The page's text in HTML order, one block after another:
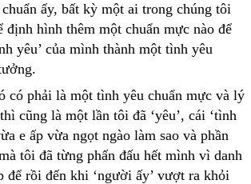
ấy, bất kỳ một ai trong chúng tôi
định hình thêm một chuẩn mực nào để
yêu’ của mình thành một tình yêu
có phải là một tình yêu chuẩn mực và lý
cũng là một lần tôi đã ‘yêu’, cái ‘tình
e ấp vừa ngọt ngào làm sao và phần
tôi đã từng phấn đấu hết mình vì danh
để rồi đến khi ‘người ấy’ vượt ra khỏi